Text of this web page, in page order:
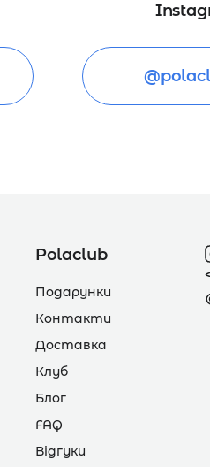
Polaclub
Подарунки
Контакти
Доставка
Клуб
Блог
FAQ
Відгуки